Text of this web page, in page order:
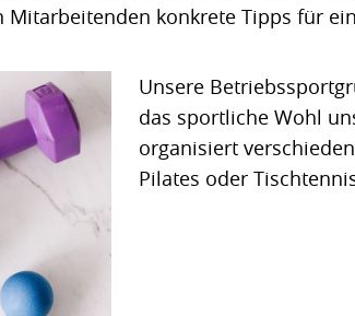
konkrete Tipps für
Unsere
das sportliche Wohl
organisiert
Pilates oder